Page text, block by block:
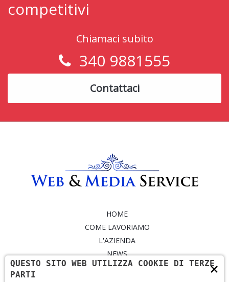
competitivi
Chiamaci subito
340 9881555
Contattaci
HOME
COME LAVORIAMO
L'AZIENDA
NEWS
SERVIZI
×
QUESTO SITO WEB UTILIZZA COOKIE DI TERZE
PARTI